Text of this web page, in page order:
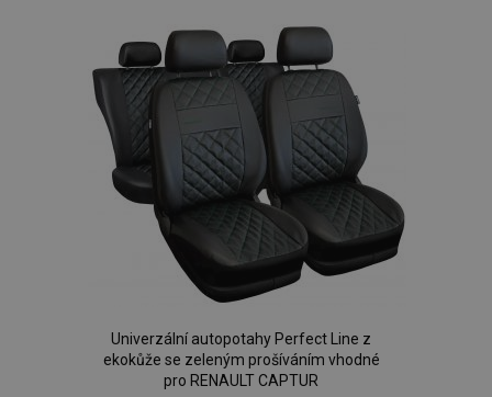
oblíbeným
Univerzální autopotahy Perfect Line z
ekokůže se zeleným prošíváním vhodné
pro RENAULT CAPTUR